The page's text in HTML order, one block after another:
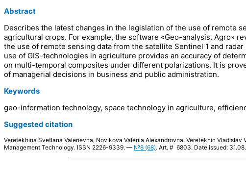
Abstract
Describes the latest changes in the legislation of the use of remote
agricultural crops. For example, the software «Geo-analysis. Agro»
the use of remote sensing data from the satellite Sentinel 1 and
use of GIS-technologies in agriculture provides an accuracy of
on multi-temporal composites under different polarizations. It is
of managerial decisions in business and public administration.
Keywords
geo-information technology, space technology in agriculture,
Suggested citation
Veretekhina Svetlana Valerievna, Novikova Valeriia Alexandrovna, Veretekhin
Management Technology. ISSN 2226-9339. — №8 (68). Art. # 6803. Date issued: